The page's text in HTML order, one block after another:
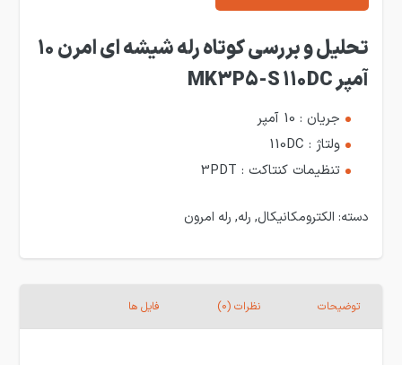
تحلیل و بررسی کوتاه رله شیشه ای امرن 10
آمپر MK3P5-S 110DC
جریان : 10 آمپر
ولتاژ : 110DC
تنظیمات کنتاکت : 3PDT
دسته: الکترومکانیکال, رله, رله امرون
توضیحات نظرات (0) فایل ها